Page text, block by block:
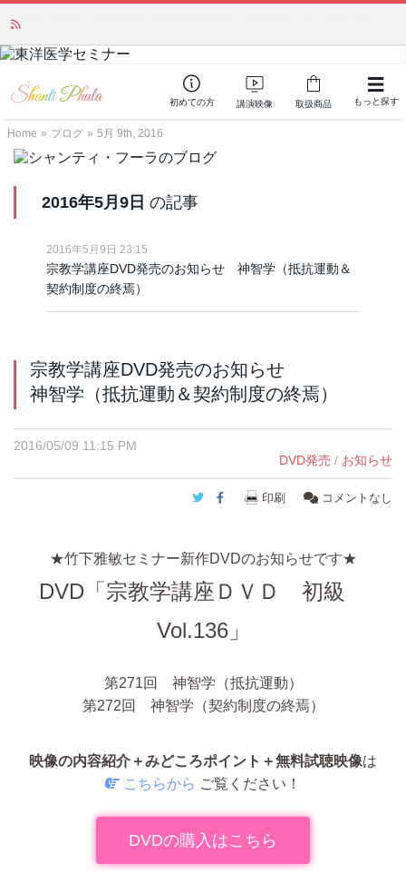
初めての方 講演映像 取扱商品 もっと探す
Home » ブログ » 5月 9th, 2016
2016年5月9日 の記事
2016年5月9日 23:15
宗教学講座DVD発売のお知らせ 神智学（抵抗運動＆
契約制度の終焉）
宗教学講座DVD発売のお知らせ
神智学（抵抗運動＆契約制度の終焉）
2016/05/09 11:15 PM
DVD発売 / お知らせ
Twitter
Facebook
印刷 コメントなし
★竹下雅敏セミナー新作DVDのお知らせです★
DVD 「宗教学講座ＤＶＤ 初級
Vol.136」
第271回 神智学（抵抗運動）
第272回 神智学（契約制度の終焉）
映像の内容紹介＋みどころポイント＋無料試聴映像は
こちらから ご覧ください！
DVDの購入はこちら